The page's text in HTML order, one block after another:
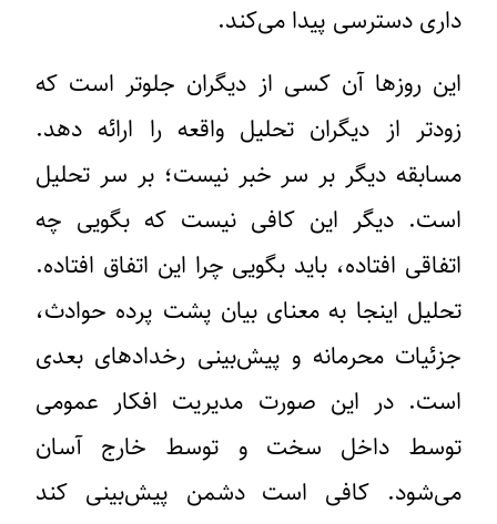
داری دسترسی پیدا می‌کند.
این روزها آن کسی از دیگران جلوتر است که
زودتر از دیگران تحلیل واقعه را ارائه دهد.
مسابقه دیگر بر سر خبر نیست؛ بر سر تحلیل
است. دیگر این کافی نیست که بگویی چه
اتفاقی افتاده، باید بگویی چرا این اتفاق افتاده.
تحلیل اینجا به معنای بیان پشت پرده حوادث،
جزئیات محرمانه و پیش‌بینی رخدادهای بعدی
است. در این صورت مدیریت افکار عمومی
توسط داخل سخت و توسط خارج آسان
می‌شود. کافی است دشمن پیش‌بینی کند